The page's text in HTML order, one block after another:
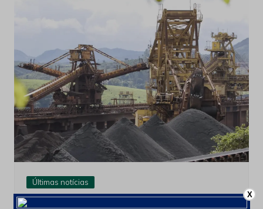
Últimas notícias
CSN Mineração amplia programa de
X